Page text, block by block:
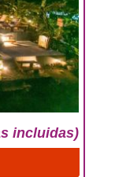
incluidas)